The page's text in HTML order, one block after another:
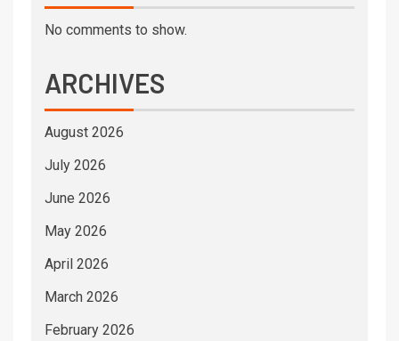
No comments to show.
ARCHIVES
August 2026
July 2026
June 2026
May 2026
April 2026
March 2026
February 2026